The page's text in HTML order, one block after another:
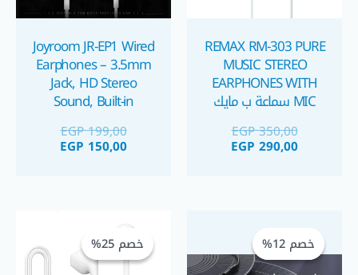
REMAX RM-303 PURE
MUSIC STEREO
EARPHONES WITH
MIC سماعة ب مايك
EGP350,00
EGP 290,00
Joyroom JR-EP1 Wired
Earphones – 3.5mm
Jack, HD Stereo
Sound, Built-in
Controls, Ergonomic
In-Ear Design سماعة
EGP199,00
EGP 150,00
خصم 12%
خصم 12%
EGP 250,00.
EGP 220,00.
خصم 25%
خصم 25%
السعر
هو:
160,00.
السعر
هو:
120,00.